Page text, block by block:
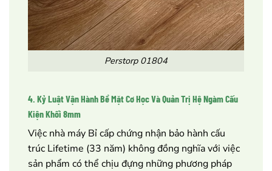
Perstorp 01804
4. Kỷ Luật Vận Hành Bề Mặt Cơ Học Và Quản Trị Hệ Ngàm Cấu
Kiện Khối 8mm
Việc nhà máy Bỉ cấp chứng nhận bảo hành cấu
trúc Lifetime (33 năm) không đồng nghĩa với việc
sản phẩm có thể chịu đựng những phương pháp